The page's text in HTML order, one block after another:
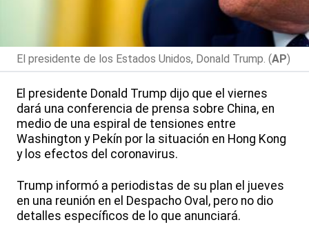
El presidente de los Estados Unidos, Donald Trump. (AP)
El presidente Donald Trump dijo que el viernes
dará una conferencia de prensa sobre China, en
medio de una espiral de tensiones entre
Washington y Pekín por la situación en Hong Kong
y los efectos del coronavirus.
Trump informó a periodistas de su plan el jueves
en una reunión en el Despacho Oval, pero no dio
detalles específicos de lo que anunciará.